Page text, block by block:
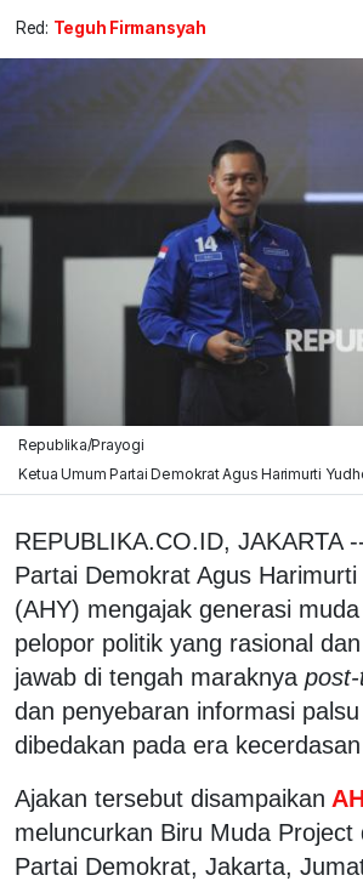
Red: Teguh Firmansyah
Republika/Prayogi
Ketua Umum Partai Demokrat Agus Harimurti
REPUBLIKA.CO.ID, JAKARTA
Partai Demokrat Agus
(AHY) mengajak generasi
pelopor politik yang rasional
jawab di tengah maraknya
dan penyebaran informasi
dibedakan pada era
Ajakan tersebut disampaikan
meluncurkan Biru Muda Project
Partai Demokrat, Jakarta,